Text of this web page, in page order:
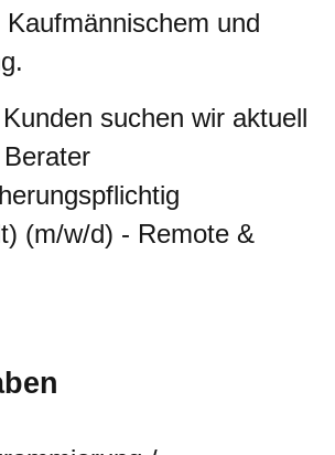
Kaufmännischem und
suchen wir aktuell
(m/w/d) - Remote &